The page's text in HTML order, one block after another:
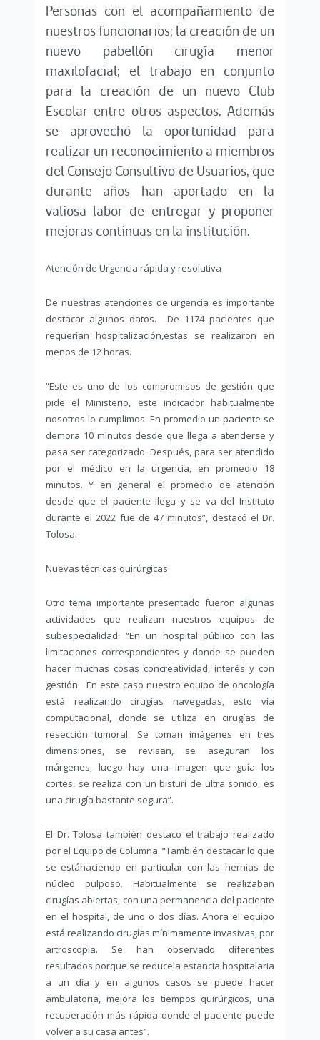
Personas con el acompañamiento de
nuestros funcionarios; la creación de un
nuevo pabellón cirugía menor
maxilofacial; el trabajo en conjunto
para la creación de un nuevo Club
Escolar entre otros aspectos. Además
se aprovechó la oportunidad para
realizar un reconocimiento a miembros
del Consejo Consultivo de Usuarios, que
durante años han aportado en la
valiosa labor de entregar y proponer
mejoras continuas en la institución.
Atención de Urgencia rápida y resolutiva
De nuestras atenciones de urgencia es importante
destacar algunos datos. De 1174 pacientes que
requerían hospitalización,estas se realizaron en
menos de 12 horas.
“Este es uno de los compromisos de gestión que
pide el Ministerio, este indicador habitualmente
nosotros lo cumplimos. En promedio un paciente se
demora 10 minutos desde que llega a atenderse y
pasa ser categorizado. Después, para ser atendido
por el médico en la urgencia, en promedio 18
minutos. Y en general el promedio de atención
desde que el paciente llega y se va del Instituto
durante el 2022 fue de 47 minutos”, destacó el Dr.
Tolosa.
Nuevas técnicas quirúrgicas
Otro tema importante presentado fueron algunas
actividades que realizan nuestros equipos de
subespecialidad. “En un hospital público con las
limitaciones correspondientes y donde se pueden
hacer muchas cosas concreatividad, interés y con
gestión. En este caso nuestro equipo de oncología
está realizando cirugías navegadas, esto vía
computacional, donde se utiliza en cirugías de
resección tumoral. Se toman imágenes en tres
dimensiones, se revisan, se aseguran los
márgenes, luego hay una imagen que guía los
cortes, se realiza con un bisturí de ultra sonido, es
una cirugía bastante segura”.
El Dr. Tolosa también destaco el trabajo realizado
por el Equipo de Columna. “También destacar lo que
se estáhaciendo en particular con las hernias de
núcleo pulposo. Habitualmente se realizaban
cirugías abiertas, con una permanencia del paciente
en el hospital, de uno o dos días. Ahora el equipo
está realizando cirugías mínimamente invasivas, por
artroscopia. Se han observado diferentes
resultados porque se reducela estancia hospitalaria
a un día y en algunos casos se puede hacer
ambulatoria, mejora los tiempos quirúrgicos, una
recuperación más rápida donde el paciente puede
volver a su casa antes”.